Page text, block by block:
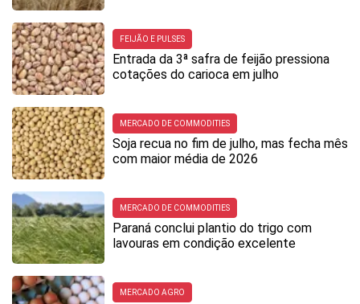
FEIJÃO E PULSES
Entrada da 3ª safra de feijão pressiona
cotações do carioca em julho
MERCADO DE COMMODITIES
Soja recua no fim de julho, mas fecha mês
com maior média de 2026
MERCADO DE COMMODITIES
Paraná conclui plantio do trigo com
lavouras em condição excelente
MERCADO AGRO